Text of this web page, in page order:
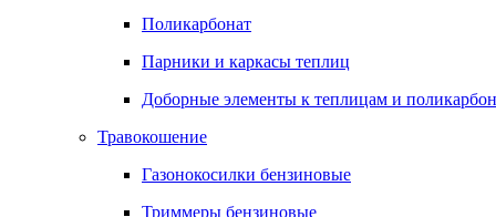
Поликарбонат
Парники и каркасы теплиц
Доборные элементы к теплицам и
Травокошение
Газонокосилки бензиновые
Триммеры бензиновые